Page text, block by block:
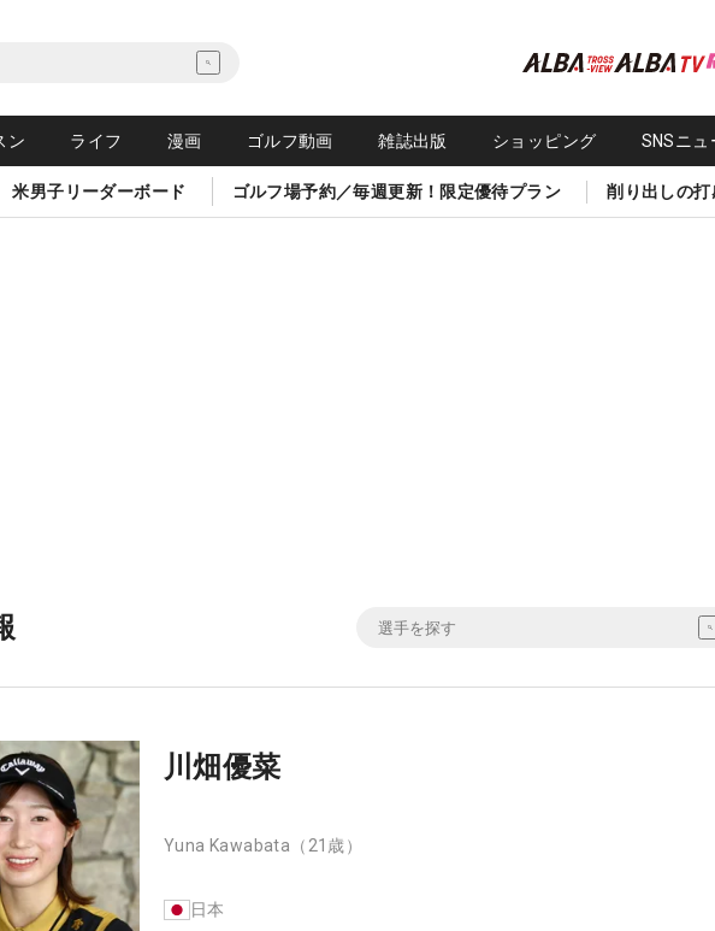
ン ライフ 漫画 ゴルフ動画 雑誌出版 ショッピング SNSニュ
男子リーダーボード ゴルフ場予約／毎週更新！限定優待プラン 削り出しの
川畑優菜
Yuna Kawabata （21歳）
日本